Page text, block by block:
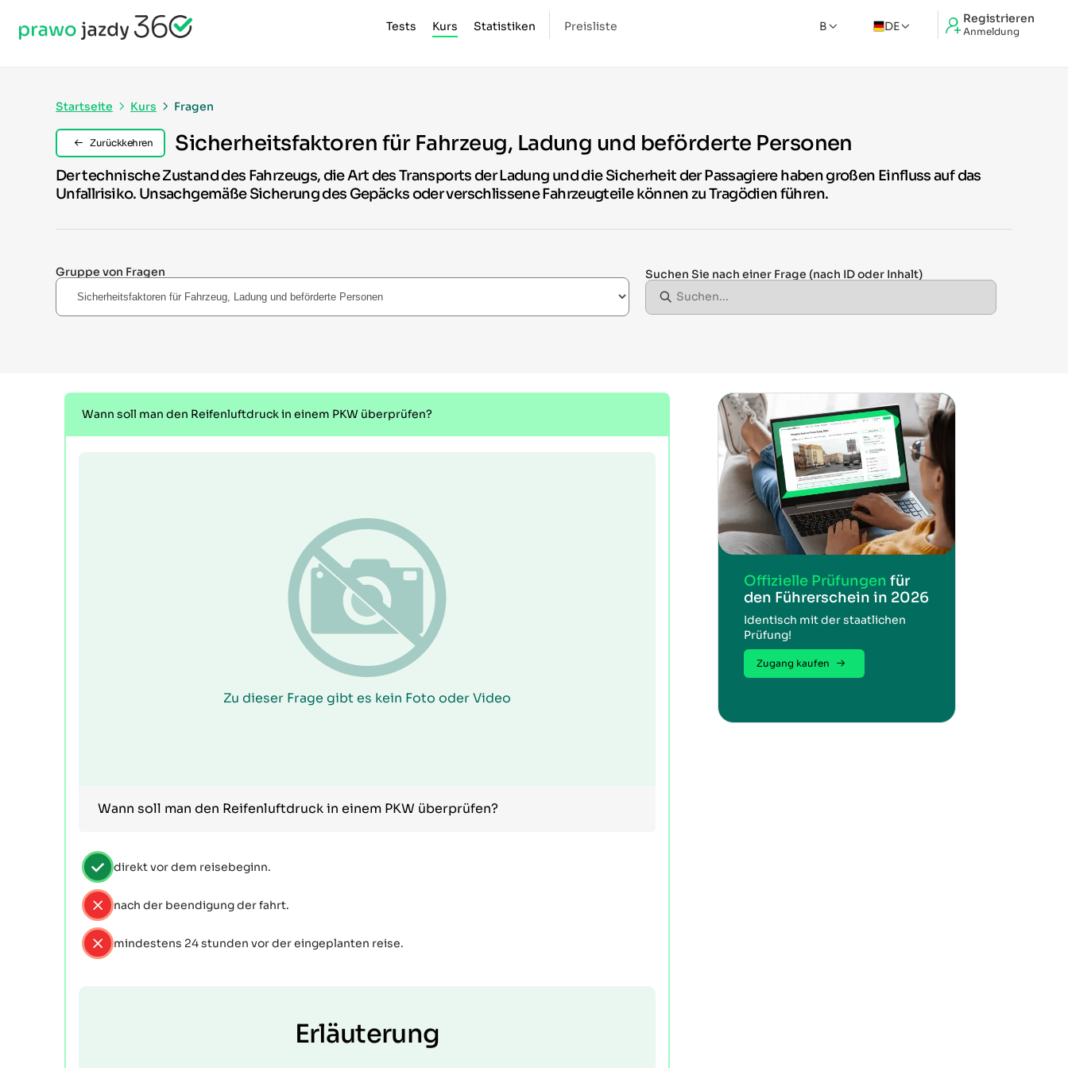
Registrieren
Anmeldung
DE
Tests Kurs Statistiken Preisliste B
Startseite Kurs Fragen
Zurückkehren Sicherheitsfaktoren für Fahrzeug, Ladung und beförderte Personen
Der technische Zustand des Fahrzeugs, die Art des Transports der Ladung und die Sicherheit der Passagiere haben großen Einfluss auf das
Unfallrisiko. Unsachgemäße Sicherung des Gepäcks oder verschlissene Fahrzeugteile können zu Tragödien führen.
Gruppe von Fragen Suchen Sie nach einer Frage (nach ID oder Inhalt)
Wann soll man den Reifenluftdruck in einem PKW überprüfen?
Zu dieser Frage gibt es kein Foto oder Video
Wann soll man den Reifenluftdruck in einem PKW überprüfen?
direkt vor dem reisebeginn.
nach der beendigung der fahrt.
mindestens 24 stunden vor der eingeplanten reise.
Erläuterung
Offizielle Prüfungen für
den Führerschein in 2026
Identisch mit der staatlichen
Prüfung!
Zugang kaufen